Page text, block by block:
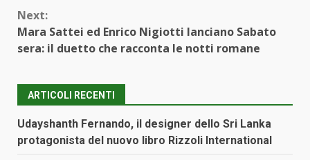
Next:
Mara Sattei ed Enrico Nigiotti lanciano Sabato
sera: il duetto che racconta le notti romane
ARTICOLI RECENTI
Udayshanth Fernando, il designer dello Sri Lanka
protagonista del nuovo libro Rizzoli International